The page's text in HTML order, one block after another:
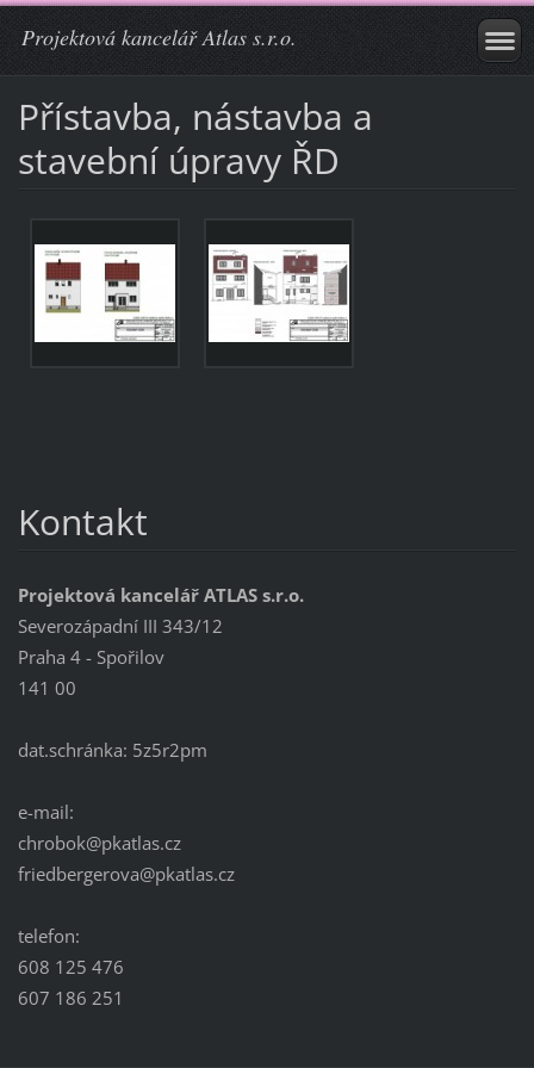
Projektová kancelář Atlas s.r.o.
Přístavba, nástavba a
stavební úpravy ŘD
Kontakt
Projektová kancelář ATLAS s.r.o.
Severozápadní III 343/12
Praha 4 - Spořilov
141 00
dat.schránka: 5z5r2pm
e-mail:
chrobok@pkatlas.cz
friedbergerova@pkatlas.cz
telefon:
608 125 476
607 186 251